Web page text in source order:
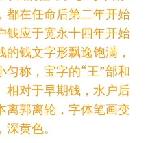
都在任命后第二年开始
钱应于宽永十四年开始
钱文字形飘逸饱满，
匀称，宝字的“王”部和
相对于早期钱，水户后
离郭离轮，字体笔画变
黄色。